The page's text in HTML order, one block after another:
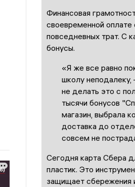
Финансовая
своевременной оплате
повседневных трат. С
бонусы.
«Я же все равно
школу
не делать это с
тысячи бонусов
магазин, выбрала
доставка до
совсем не
Сегодня карта Сбера
пластик. Это
защищает сбережения